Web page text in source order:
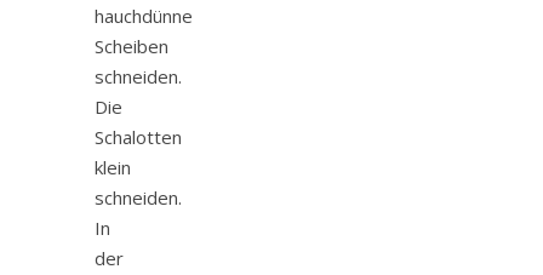
hauchdünne
Scheiben
schneiden.
Die
Schalotten
klein
schneiden.
In
der